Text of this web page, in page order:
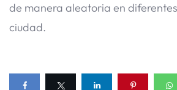
de manera aleatoria en
ciudad.